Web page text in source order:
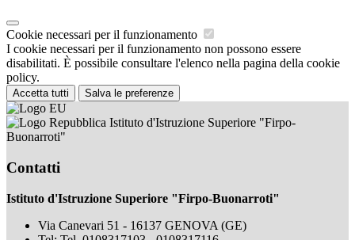
Cookie necessari per il funzionamento
I cookie necessari per il funzionamento non possono essere
disabilitati. È possibile consultare l'elenco nella pagina della cookie
policy.
Accetta tutti Salva le preferenze
Istituto d'Istruzione Superiore "Firpo-
Buonarroti"
Contatti
Istituto d'Istruzione Superiore "Firpo-Buonarroti"
Via Canevari 51 - 16137 GENOVA (GE)